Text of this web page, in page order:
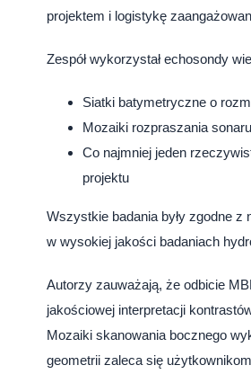
projektem i logistykę
Zespół wykorzystał echosondy
Siatki batymetryczne o
Mozaiki rozpraszania
Co najmniej jeden
projektu
Wszystkie badania były zgodne
w wysokiej jakości badaniach
Autorzy zauważają, że odbicie
jakościowej interpretacji
Mozaiki skanowania bocznego
geometrii zaleca się